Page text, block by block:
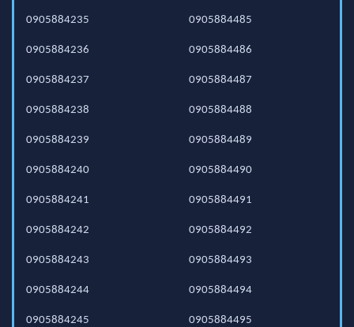
0905884235
0905884236
0905884237
0905884238
0905884239
0905884240
0905884241
0905884242
0905884243
0905884244
0905884245
0905884485
0905884486
0905884487
0905884488
0905884489
0905884490
0905884491
0905884492
0905884493
0905884494
0905884495